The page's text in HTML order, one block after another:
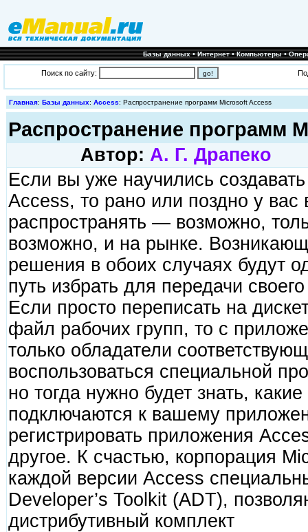
Базы данных•Интернет•Компьютеры•
Поиск по сайту:
Главная: Базы данных: Access: Распространение программ Microsoft Access
Распространение программ
Автор: А. Г. Драпеко
Если вы уже научились
Access, то рано или поздно у вас
распространять — возможно,
возможно, и на рынке.
решения в обоих случаях будут
путь избрать для передачи
Если просто переписать на
файл рабочих групп, то с
только обладатели
воспользоваться специальной
но тогда нужно будет знать,
подключаются к вашему
регистрировать приложения
другое. К счастью, корпорация
каждой версии Access
Developer’s Toolkit (ADT),
дистрибутивный комплект